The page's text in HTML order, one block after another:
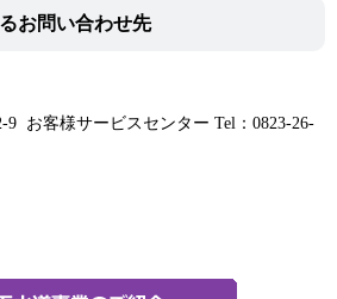
お問い合わせ先
お客様サービスセンター Tel：0823-26-